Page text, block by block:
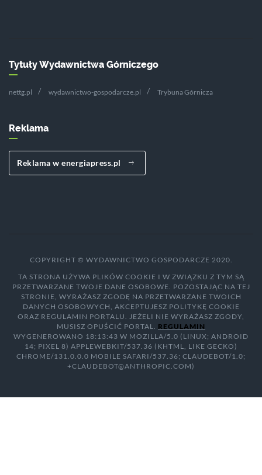
Tytuły Wydawnictwa Górniczego
nettg.pl wydawnictwo-gospodarcze.pl Trybuna Górnicza
Reklama
Reklama w energiapress.pl
COPYRIGHT © WYDAWNICTWO GOSPODARCZE 2020.
TA STRONA UŻYWA PLIKÓW COOKIE I W ZWIĄZKU Z TYM SĄ
PRZETWARZANE TWOJE DANE OSOBOWE. POZOSTAJĄC NA TEJ
STRONIE, WYRAŻASZ ZGODĘ NA PRZETWARZANE TWOICH
DANYCH OSOBOWYCH, AKCEPTUJESZ POLITYKĘ COOKIE
ORAZ REGULAMIN PORTALU. JEŻELI NIE WYRAŻASZ ZGODY,
MUSISZ OPUŚCIĆ PORTAL. REGULAMIN
WYGENEROWANO 18:13:43 W MOZILLA/5.0 (LINUX; ANDROID
14; PIXEL 8) APPLEWEBKIT/537.36 (KHTML, LIKE GECKO)
CHROME/131.0.0.0 MOBILE SAFARI/537.36; CLAUDEBOT/1.0;
+CLAUDEBOT@ANTHROPIC.COM)